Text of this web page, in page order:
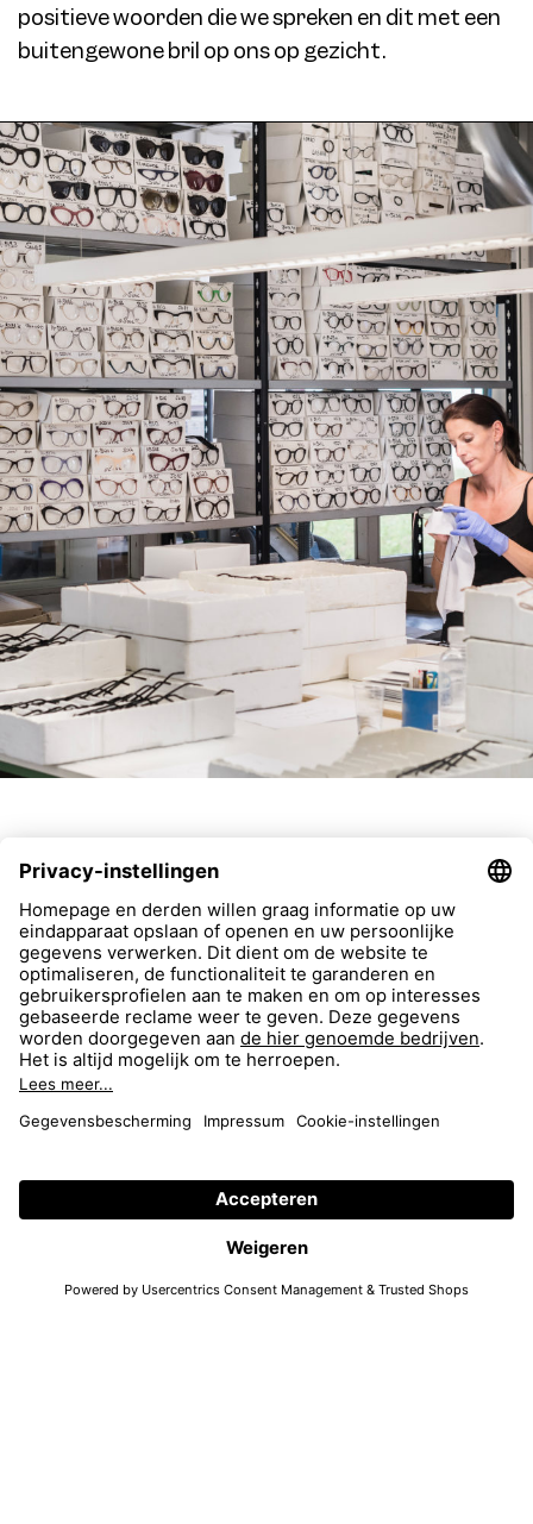
positieve woorden die we spreken en dit met een
buitengewone bril op ons op gezicht.
FAQ